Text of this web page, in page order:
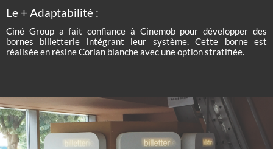
Le + Adaptabilité :
Ciné Group a fait confiance à Cinemob pour développer des
bornes billetterie intégrant leur système. Cette borne est
réalisée en résine Corian blanche avec une option stratifiée.